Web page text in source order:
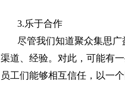
3.乐于合作
尽管我们知道聚众集思广
渠道、经验。对此，可能有
员工们能够相互信任，以一